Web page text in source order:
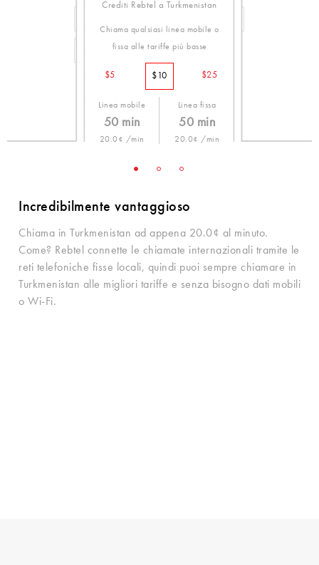
Crediti Rebtel a Turkmenistan
Chiama qualsiasi linea mobile o
fissa alle tariffe più basse
$5 $10 $25
Linea mobile
50 min
20.0¢ /min
Linea fissa
50 min
20.0¢ /min
Incredibilmente vantaggioso
Chiama in Turkmenistan ad appena 20.0¢ al minuto.
Come? Rebtel connette le chiamate internazionali tramite le
reti telefoniche fisse locali, quindi puoi sempre chiamare in
Turkmenistan alle migliori tariffe e senza bisogno dati mobili
o Wi-Fi.